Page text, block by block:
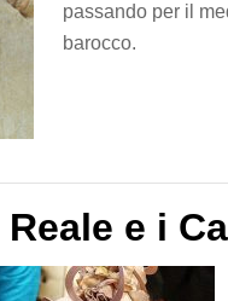
passando per il
barocco.
e i